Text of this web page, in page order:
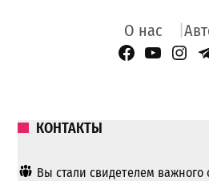
О нас
FacebookYouTube
КОНТАКТЫ
Вы стали свидетелем важного